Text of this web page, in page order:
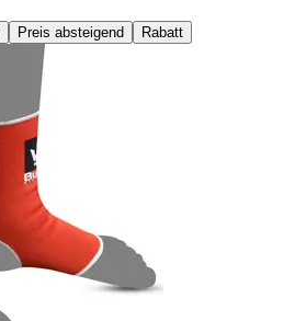
Preis absteigend Rabatt